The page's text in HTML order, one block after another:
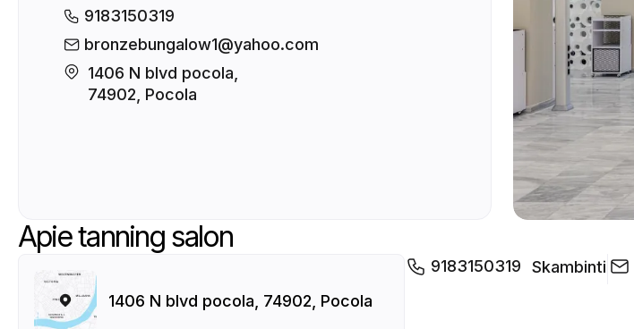
9183150319
bronzebungalow1@yahoo.com
1406 N blvd pocola,
74902, Pocola
Apie tanning salon
1406 N blvd pocola, 74902, Pocola
9183150319 Skambinti